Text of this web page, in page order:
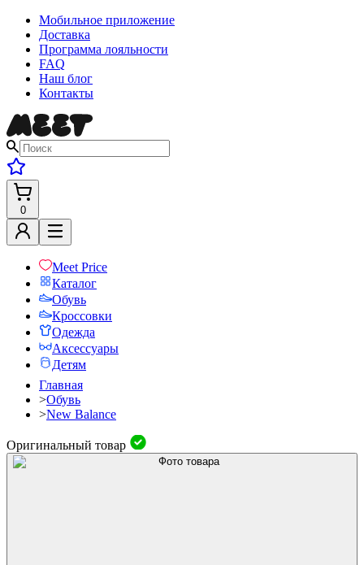
Мобильное приложение
Доставка
Программа лояльности
FAQ
Наш блог
Контакты
0
Meet Price
Каталог
Обувь
Кроссовки
Одежда
Аксессуары
Детям
Главная
>Обувь
>New Balance
Оригинальный товар